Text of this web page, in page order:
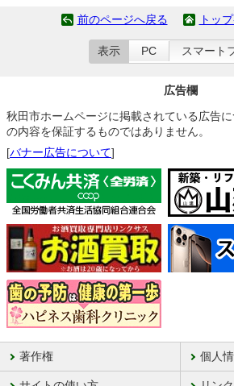
前のページへ戻る トッ
表示 PC スマート
広告欄
秋田市ホームページに掲載されている広告
の内容を保証するものではありません。
[バナー広告について]
著作権 個人